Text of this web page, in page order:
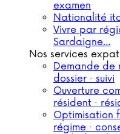
examen
Nationalité
Vivre par
Sardaigne…
Nos services
Demande de
dossier · suivi
Ouverture
résident ·
Optimisation
régime ·